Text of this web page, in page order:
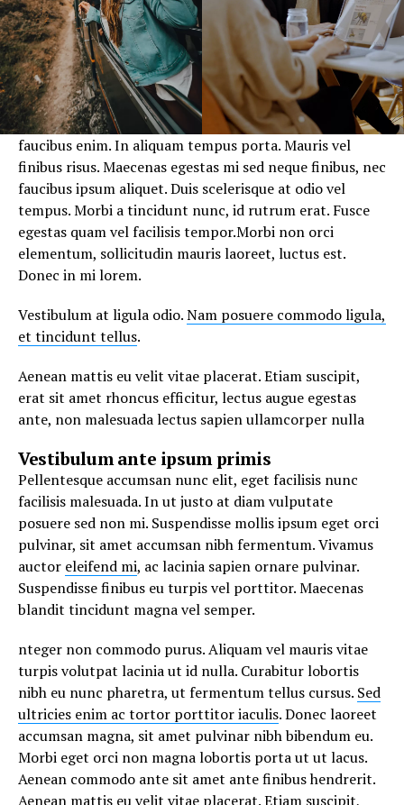
faucibus enim. In aliquam tempus porta. Mauris vel
finibus risus. Maecenas egestas mi sed neque finibus, nec
faucibus ipsum aliquet. Duis scelerisque at odio vel
tempus. Morbi a tincidunt nunc, id rutrum erat. Fusce
egestas quam vel facilisis tempor.Morbi non orci
elementum, sollicitudin mauris laoreet, luctus est.
Donec in mi lorem.
Vestibulum at ligula odio.Nam posuere commodo ligula,
et tincidunt tellus.
Aenean mattis eu velit vitae placerat. Etiam suscipit,
erat sit amet rhoncus efficitur, lectus augue egestas
ante, non malesuada lectus sapien ullamcorper nulla
Vestibulum ante ipsum primis
Pellentesque accumsan nunc elit, eget facilisis nunc
facilisis malesuada. In ut justo at diam vulputate
posuere sed non mi. Suspendisse mollis ipsum eget orci
pulvinar, sit amet accumsan nibh fermentum. Vivamus
auctor eleifend mi, ac lacinia sapien ornare pulvinar.
Suspendisse finibus eu turpis vel porttitor. Maecenas
blandit tincidunt magna vel semper.
nteger non commodo purus. Aliquam vel mauris vitae
turpis volutpat lacinia ut id nulla. Curabitur lobortis
nibh eu nunc pharetra, ut fermentum tellus cursus. Sed
ultricies enim ac tortor porttitor iaculis. Donec laoreet
accumsan magna, sit amet pulvinar nibh bibendum eu.
Morbi eget orci non magna lobortis porta ut ut lacus.
Aenean commodo ante sit amet ante finibus hendrerit.
Aenean mattis eu velit vitae placerat. Etiam suscipit,